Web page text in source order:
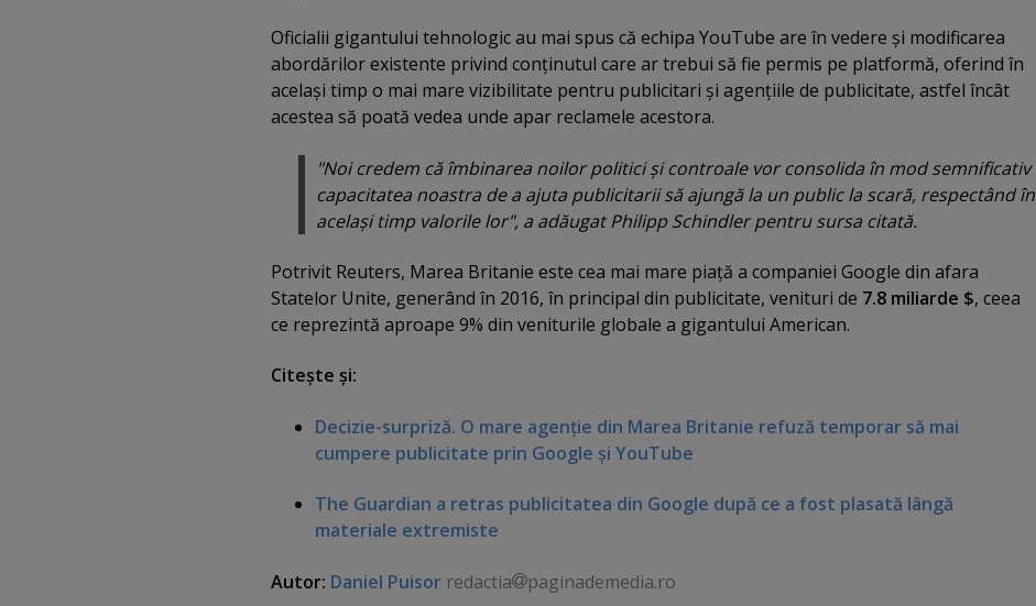
Oficialii gigantului tehnologic au mai spus că echipa YouTube are în vedere şi modificarea
abordărilor existente privind conţinutul care ar trebui să fie permis pe platformă, oferind în
acelaşi timp o mai mare vizibilitate pentru publicitari şi agenţiile de publicitate, astfel încât
acestea să poată vedea unde apar reclamele acestora.
"Noi credem că îmbinarea noilor politici şi controale vor consolida în mod semnificativ
capacitatea noastra de a ajuta publicitarii să ajungă la un public la scară, respectând în
acelaşi timp valorile lor", a adăugat Philipp Schindler pentru sursa citată.
Potrivit Reuters, Marea Britanie este cea mai mare piaţă a companiei Google din afara
Statelor Unite, generând în 2016, în principal din publicitate, venituri de 7.8 miliarde $, ceea
ce reprezintă aproape 9% din veniturile globale a gigantului American.
Citeşte şi:
Decizie-surpriză. O mare agenţie din Marea Britanie refuză temporar să mai
cumpere publicitate prin Google şi YouTube
The Guardian a retras publicitatea din Google după ce a fost plasată lângă
materiale extremiste
Autor: Daniel Puisor redactia paginademedia.ro